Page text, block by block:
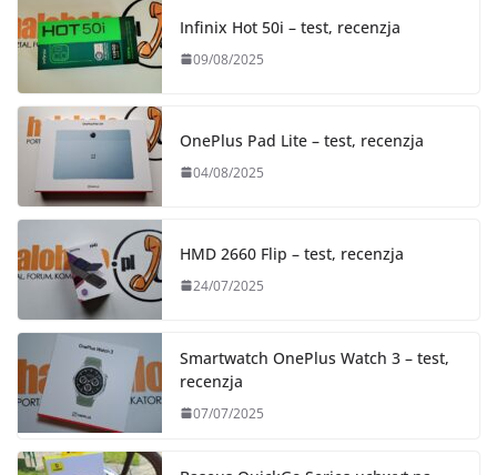
Infinix Hot 50i – test, recenzja
09/08/2025
OnePlus Pad Lite – test, recenzja
04/08/2025
HMD 2660 Flip – test, recenzja
24/07/2025
Smartwatch OnePlus Watch 3 – test,
recenzja
07/07/2025